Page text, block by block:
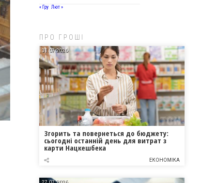
« Гру Лют »
ПРО ГРОШІ
31.07.2026
Згорить та повернеться до бюджету:
сьогодні останній день для витрат з
карти Нацкешбека
ЕКОНОМІКА